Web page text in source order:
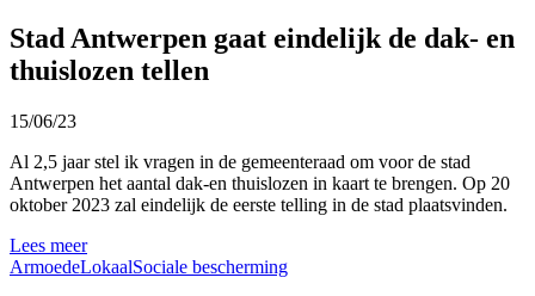
Stad Antwerpen gaat eindelijk de dak- en
thuislozen tellen
15/06/23
Al 2,5 jaar stel ik vragen in de gemeenteraad om voor de stad
Antwerpen het aantal dak-en thuislozen in kaart te brengen. Op 20
oktober 2023 zal eindelijk de eerste telling in de stad plaatsvinden.
Lees meer
ArmoedeLokaalSociale bescherming